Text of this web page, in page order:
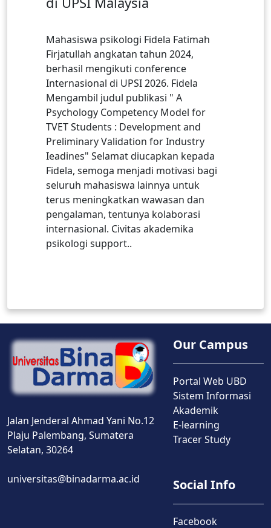
Mahasiswa psikologi Fidela Fatimah
Firjatullah angkatan tahun 2024,
berhasil mengikuti conference
Internasional di UPSI 2026. Fidela
Mengambil judul publikasi " A
Psychology Competency Model for
TVET Students : Development and
Preliminary Validation for Industry
Ieadines" Selamat diucapkan kepada
Fidela, semoga menjadi motivasi bagi
seluruh mahasiswa lainnya untuk
terus meningkatkan wawasan dan
pengalaman, tentunya kolaborasi
internasional. Civitas akademika
psikologi support..
Jalan Jenderal Ahmad Yani No.12
Plaju Palembang, Sumatera
Selatan, 30264
universitas@binadarma.ac.id
Our Campus
Portal Web UBD
Sistem Informasi
Akademik
E-learning
Tracer Study
Social Info
Facebook